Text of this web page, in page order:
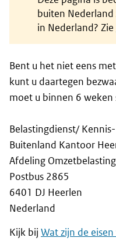
buiten
in Nederland? Zie
Bent u het niet eens
kunt u daartegen
moet u binnen 6
Belastingdienst/
Buitenland Kantoor
Afdeling Omzetbelasting
Postbus 2865
6401 DJ Heerlen
Nederland
Kijk bij Wat zijn de